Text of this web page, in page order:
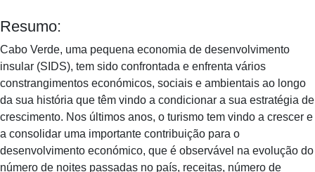
Resumo:
Cabo Verde, uma pequena economia de desenvolvimento
insular (SIDS), tem sido confrontada e enfrenta vários
constrangimentos económicos, sociais e ambientais ao longo
da sua história que têm vindo a condicionar a sua estratégia de
crescimento. Nos últimos anos, o turismo tem vindo a crescer e
a consolidar uma importante contribuição para o
desenvolvimento económico, que é observável na evolução do
número de noites passadas no país, receitas, número de